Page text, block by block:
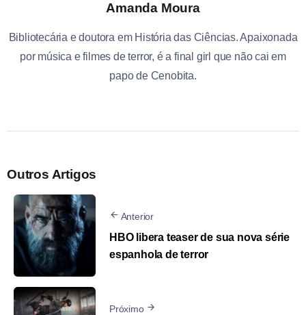
Amanda Moura
Bibliotecária e doutora em História das Ciências. Apaixonada
por música e filmes de terror, é a final girl que não cai em
papo de Cenobita.
Outros Artigos
Anterior
HBO libera teaser de sua nova série
espanhola de terror
Próximo